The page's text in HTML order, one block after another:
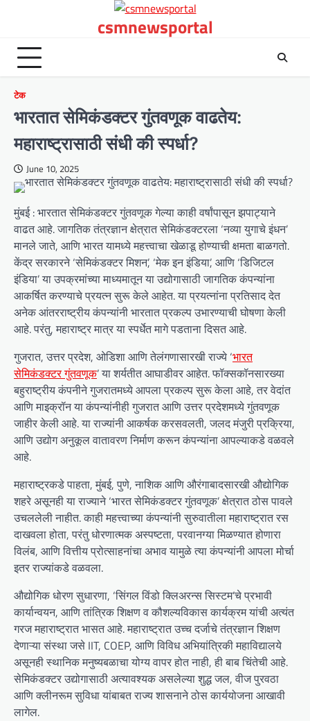
csmnewsportal
टेक
भारतात सेमिकंडक्टर गुंतवणूक वाढतेय:
महाराष्ट्रासाठी संधी की स्पर्धा?
June 10, 2025
मुंबई : भारतात सेमिकंडक्टर गुंतवणूक गेल्या काही वर्षांपासून झपाट्याने
वाढत आहे. जागतिक तंत्रज्ञान क्षेत्रात सेमिकंडक्टरला ‘नव्या युगाचे इंधन’
मानले जाते, आणि भारत यामध्ये महत्त्वाचा खेळाडू होण्याची क्षमता बाळगतो.
केंद्र सरकारने ‘सेमिकंडक्टर मिशन’, ‘मेक इन इंडिया’, आणि ‘डिजिटल
इंडिया’ या उपक्रमांच्या माध्यमातून या उद्योगासाठी जागतिक कंपन्यांना
आकर्षित करण्याचे प्रयत्न सुरू केले आहेत. या प्रयत्नांना प्रतिसाद देत
अनेक आंतरराष्ट्रीय कंपन्यांनी भारतात प्रकल्प उभारण्याची घोषणा केली
आहे. परंतु, महाराष्ट्र मात्र या स्पर्धेत मागे पडताना दिसत आहे.
गुजरात, उत्तर प्रदेश, ओडिशा आणि तेलंगणासारखी राज्ये ‘भारत
सेमिकंडक्टर गुंतवणूक’ या शर्यतीत आघाडीवर आहेत. फॉक्सकॉनसारख्या
बहुराष्ट्रीय कंपनीने गुजरातमध्ये आपला प्रकल्प सुरू केला आहे, तर वेदांत
आणि माइक्रॉन या कंपन्यांनीही गुजरात आणि उत्तर प्रदेशमध्ये गुंतवणूक
जाहीर केली आहे. या राज्यांनी आकर्षक करसवलती, जलद मंजुरी प्रक्रिया,
आणि उद्योग अनुकूल वातावरण निर्माण करून कंपन्यांना आपल्याकडे वळवले
आहे.
महाराष्ट्रकडे पाहता, मुंबई, पुणे, नाशिक आणि औरंगाबादसारखी औद्योगिक
शहरे असूनही या राज्याने ‘भारत सेमिकंडक्टर गुंतवणूक’ क्षेत्रात ठोस पावले
उचललेली नाहीत. काही महत्त्वाच्या कंपन्यांनी सुरुवातीला महाराष्ट्रात रस
दाखवला होता, परंतु धोरणात्मक अस्पष्टता, परवानग्या मिळण्यात होणारा
विलंब, आणि वित्तीय प्रोत्साहनांचा अभाव यामुळे त्या कंपन्यांनी आपला मोर्चा
इतर राज्यांकडे वळवला.
औद्योगिक धोरण सुधारणा, ‘सिंगल विंडो क्लिअरन्स सिस्टम’चे प्रभावी
कार्यान्वयन, आणि तांत्रिक शिक्षण व कौशल्यविकास कार्यक्रम यांची अत्यंत
गरज महाराष्ट्रात भासत आहे. महाराष्ट्रात उच्च दर्जाचे तंत्रज्ञान शिक्षण
देणाऱ्या संस्था जसे IIT, COEP, आणि विविध अभियांत्रिकी महाविद्यालये
असूनही स्थानिक मनुष्यबळाचा योग्य वापर होत नाही, ही बाब चिंतेची आहे.
सेमिकंडक्टर उद्योगासाठी अत्यावश्यक असलेल्या शुद्ध जल, वीज पुरवठा
आणि क्लीनरूम सुविधा यांबाबत राज्य शासनाने ठोस कार्ययोजना आखावी
लागेल.